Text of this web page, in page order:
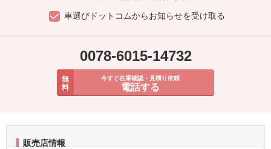
車選びドットコムからお知らせを受け取る
0078-6015-14732
無
料
今すぐ在庫確認・見積り依頼
電話する
販売店情報